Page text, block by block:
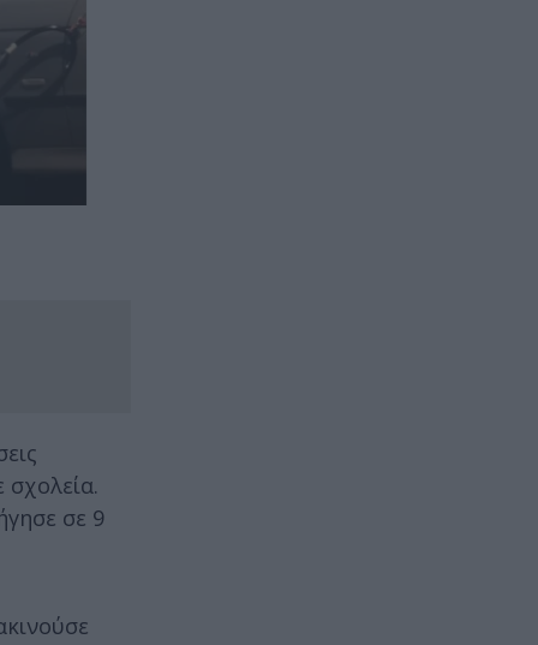
σχολεία.
σε 9